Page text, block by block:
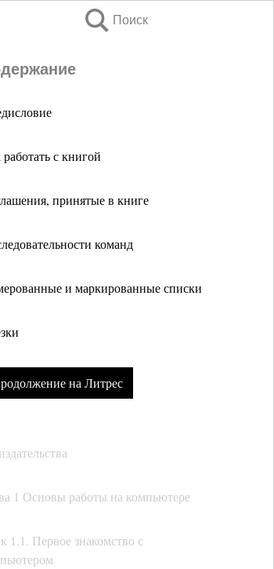
Поиск
с книгой
принятые в книге
команд
и маркированные списки
на Литрес
1 Основы работы на компьютере
1.1. Первое знакомство с